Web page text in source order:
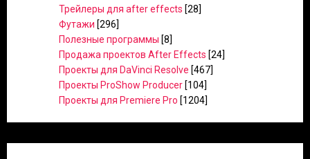
Трейлеры для after effects [28]
Футажи [296]
Полезные программы [8]
Продажа проектов After Effects [24]
Проекты для DaVinci Resolve [467]
Проекты ProShow Producer [104]
Проекты для Premiere Pro [1204]